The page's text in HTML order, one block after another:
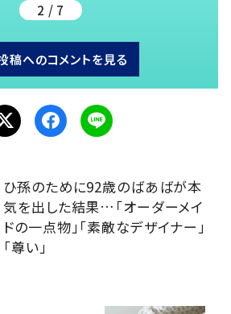
2 / 7
稿へのコメントを見る
ひ孫のために92歳のばあばが本
気を出した結果…「オーダーメイ
ドの一点物」「素敵なデザイナー」
「尊い」